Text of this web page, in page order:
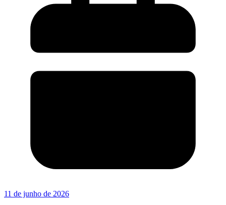
11 de junho de 2026